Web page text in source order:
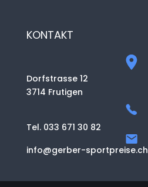
KONTAKT
Dorfstrasse 12
3714 Frutigen
Tel. 033 671 30 82
info@gerber-sportpreise.ch